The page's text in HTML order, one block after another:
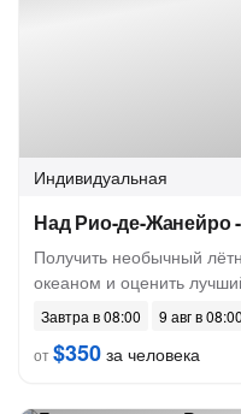
Индивидуальная
Над Рио-де-Жанейро
Получить необычный
океаном и оценить
Завтра в 08:00
9 авг в 08:00
от$350 за человека